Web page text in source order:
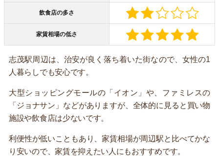
飲食店の多さ
家賃相場の低さ
志茂駅周辺は、治安が良く落ち着いた街なので、女性の1
人暮らしでも安心です。
大型ショッピングモールの「イオン」や、ファミレスの
「ジョナサン」などがありますが、全体的に見ると買い物
施設や飲食店は少ないです。
利便性が低いこともあり、家賃相場が周辺駅と比べてかな
り安いので、家賃を抑えたい人にもおすすめです。